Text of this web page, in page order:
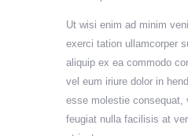
Ut wisi enim ad minim
exerci tation ullamcorper
aliquip ex ea commodo
vel eum iriure dolor in
esse molestie consequat,
feugiat nulla facilisis at